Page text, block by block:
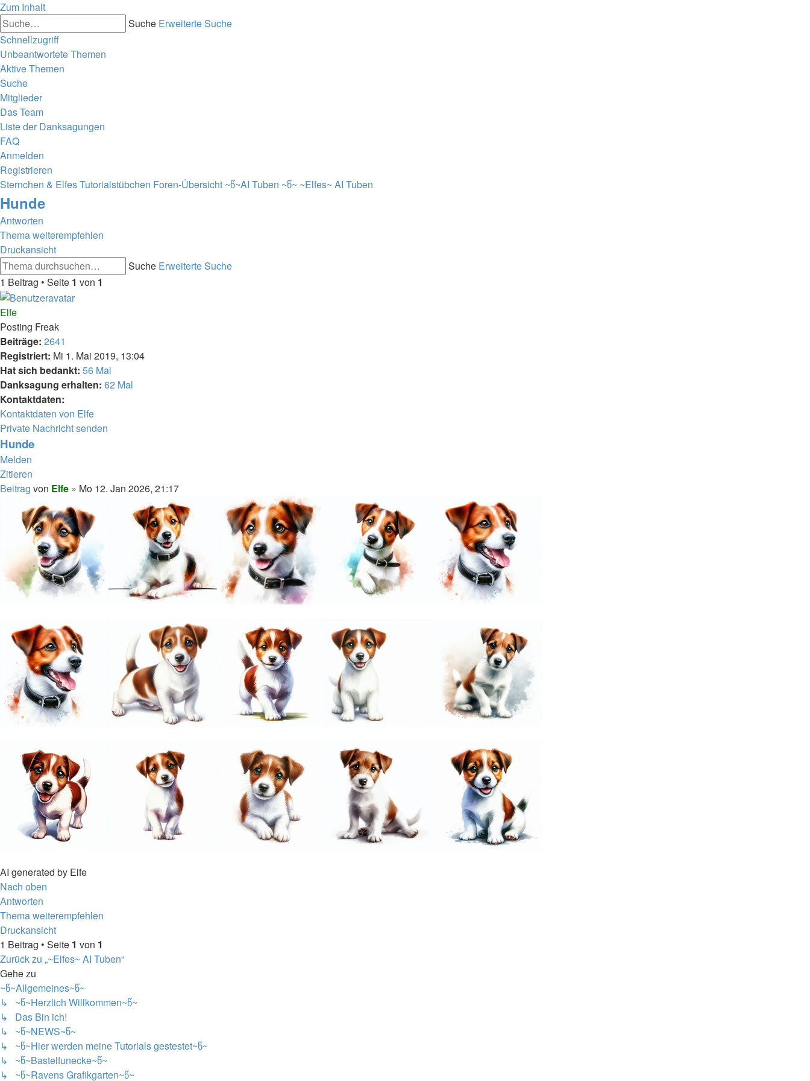
Zum Inhalt
Suche Erweiterte Suche
Schnellzugriff
Unbeantwortete Themen
Aktive Themen
Suche
Mitglieder
Das Team
Liste der Danksagungen
FAQ
Anmelden
Registrieren
Sternchen & Elfes Tutorialstübchen Foren-Übersicht ~წ~AI Tuben ~წ~ ~Elfes~ AI Tuben
Hunde
Antworten
Thema weiterempfehlen
Druckansicht
Suche Erweiterte Suche
1 Beitrag • Seite 1 von 1
Elfe
Posting Freak
Beiträge: 2641
Registriert: Mi 1. Mai 2019, 13:04
Hat sich bedankt: 56 Mal
Danksagung erhalten: 62 Mal
Kontaktdaten:
Kontaktdaten von Elfe
Private Nachricht senden
Hunde
Melden
Zitieren
Beitrag von Elfe » Mo 12. Jan 2026, 21:17
AI generated by Elfe
Nach oben
Antworten
Thema weiterempfehlen
Druckansicht
1 Beitrag • Seite 1 von 1
Zurück zu „~Elfes~ AI Tuben“
Gehe zu
~წ~Allgemeines~წ~
↳ ~წ~Herzlich Willkommen~წ~
↳ Das Bin ich!
↳ ~წ~NEWS~წ~
↳ ~წ~Hier werden meine Tutorials gestestet~წ~
↳ ~წ~Bastelfunecke~წ~
↳ ~წ~Ravens Grafikgarten~წ~